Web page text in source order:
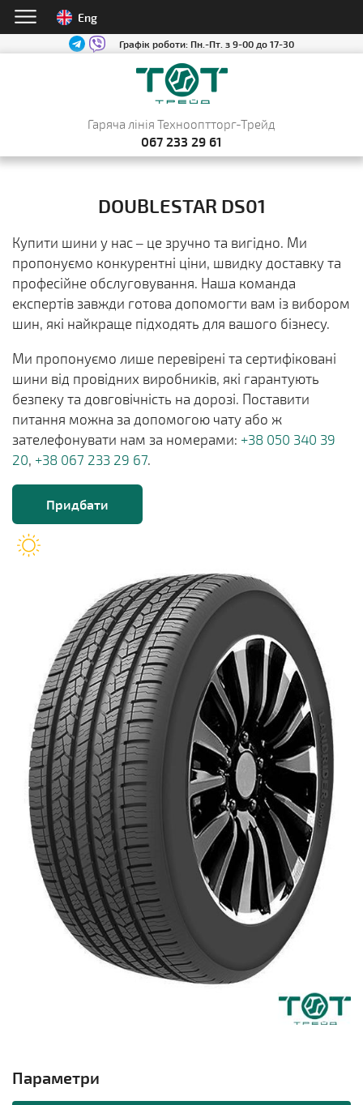
Eng
Графік роботи: Пн.-Пт. з 9-00 до 17-30
Гаряча лінія Технооптторг-Трейд
067 233 29 61
DOUBLESTAR DS01
Купити шини у нас – це зручно та вигідно. Ми
пропонуємо конкурентні ціни, швидку доставку та
професійне обслуговування. Наша команда
експертів завжди готова допомогти вам із вибором
шин, які найкраще підходять для вашого бізнесу.
Ми пропонуємо лише перевірені та сертифіковані
шини від провідних виробників, які гарантують
безпеку та довговічність на дорозі. Поставити
питання можна за допомогою чату або ж
зателефонувати нам за номерами: +38 050 340 39
20, +38 067 233 29 67.
Придбати
Параметри